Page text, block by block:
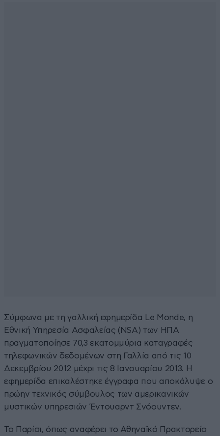
Σύμφωνα με τη γαλλική εφημερίδα Le Monde, η
Εθνική Υπηρεσία Ασφαλείας (NSA) των ΗΠΑ
πραγματοποίησε 70,3 εκατομμύρια καταγραφές
τηλεφωνικών δεδομένων στη Γαλλία από τις 10
Δεκεμβρίου 2012 μέχρι τις 8 Ιανουαρίου 2013. Η
εφημερίδα επικαλέστηκε έγγραφα που αποκάλυψε ο
πρώην τεχνικός σύμβουλος των αμερικανικών
μυστικών υπηρεσιών Έντουαρντ Σνόουντεν.
Το Παρίσι, όπως αναφέρει το Αθηναϊκό Πρακτορείο